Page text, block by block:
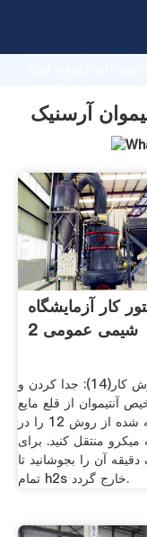
production
customers.
کار آزمایشگاه
شیمی عمومی 2
روش کار(14): جدا کردن و
آنتیموان از قلع مایع
دکانته شده از روش 12 را در
میکرو منتقل کنید. برای
آن را بجوشانید تا
تمام h2s خارج گردد.